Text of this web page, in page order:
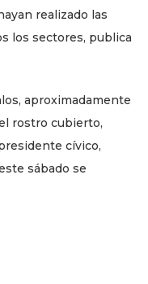
realizado las
los sectores, publica
aproximadamente
rostro cubierto,
cívico,
sábado se